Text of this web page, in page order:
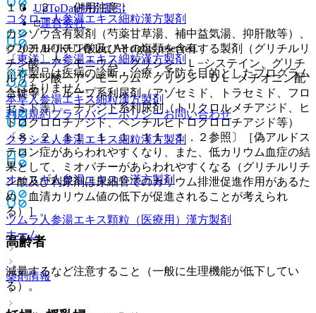
コタロー人参湯エキス細粒漢方製剤
〔東洋〕人参湯エキス細粒漢方製剤
本草人参湯エキス細粒漢方製剤
クラシエ人参湯エキス細粒漢方製剤
オースギ人参湯エキスＧ漢方製剤
ツムラ人参湯エキス顆粒（医療用） 漢方製剤
ホーム
薬剤情報
１０．２． 併用注意：
カンゾウ含有製剤（芍薬甘草湯、補中益気湯、抑肝散等）、
グリチルリチン酸及びその塩類を含有する製剤（グリチルリ
チン酸一アンモニウム・グリシン・Ｌ−システイン、グリチ
ルリチン酸一アンモニウム・グリシン・ＤＬ−メチオニン配
合錠等）、ループ系利尿剤（アゾセミド、トラセミド、フロ
セミド等）、チアジド系利尿剤（トリクロルメチアジド、ヒ
ドロクロロチアジド、ベンチルヒドロクロロチアジド等）
〔８．２、１１．１．１、１１．１．２参照〕［偽アルドス
テロン症があらわれやすくなり、また、低カリウム血症の結
果として、ミオパチーがあらわれやすくなる（グリチルリチ
ン酸及び利尿剤は尿細管でのカリウム排泄促進作用があるた
め、血清カリウム値の低下が促進されることが考えられ
る）］。
高齢者
減量するなど注意すること（一般に生理機能が低下してい
る）。
UpToDate特別割引
運営会社
© 2021 HOKUTO Inc. All rights reserved.
※本製品は疾病の診断・治療・予防を目的としたプログラム
ではありません。
利用規約プライバシーポリシーお問い合わせ